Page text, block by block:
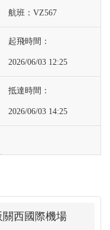
VZ567
2026/06/03 12:25
2026/06/03 14:25
西國際機場